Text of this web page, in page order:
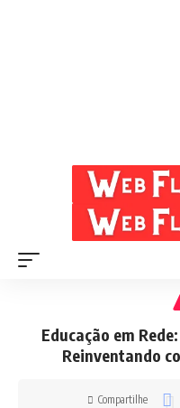
Educação em
Reinventando
Compartilhe